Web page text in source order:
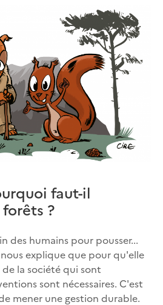
faut-il
?
des humains pour pousser...
explique que pour qu'elle
la société qui sont
sont nécessaires. C'est
mener une gestion durable.